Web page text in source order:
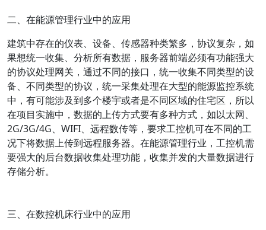
二、在能源管理行业中的应用
建筑中存在的仪表、设备、传感器种类繁多，协议复杂，如
果想统一收集、分析所有数据，服务器前端必须有功能强大
的协议处理网关，通过不同的接口，统一收集不同类型的设
备、不同类型的协议，统一采集处理在大型的能源监控系统
中，有可能涉及到多个楼宇或者是不同区域的住宅区，所以
在项目实施中，数据的上传方式要有多种方式，如以太网、
2G/3G/4G、WIFI、远程数传等，要求工控机可在不同的工
况下将数据上传到远程服务器。在能源管理行业，工控机需
要强大的后台数据收集处理功能，收集并发的大量数据进行
存储分析。
三、在数控机床行业中的应用